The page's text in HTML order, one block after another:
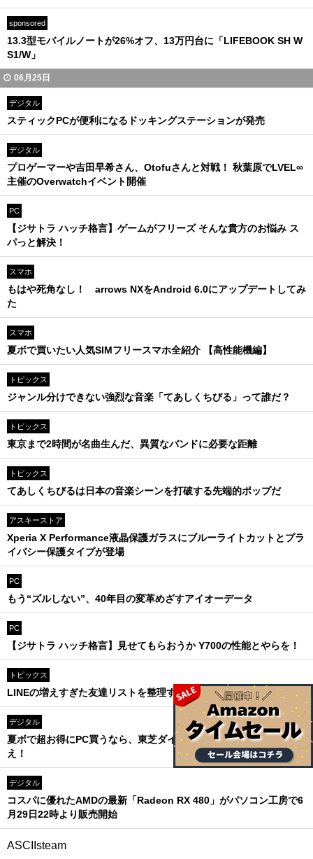
sponsored
13.3型モバイルノートが26%オフ、13万円台に「LIFEBOOK SH W
S1/W」
06月25日
デジタル
スティックPCが便利になるドッキングステーションが発売
デジタル
プロゲーマーや吉田早希さん、Otofuさんと対戦！ 秋葉原でLVEL∞
主催のOverwatchイベント開催
PC
【ジサトラ ハッチ格言】ゲームがフリーズ そんな貴方のお悩み ス
パっと解決！
スマホ
もはや死角なし！ arrows NXをAndroid 6.0にアップデートしてみ
た
スマホ
夏ボで買いたい人気SIMフリースマホ全紹介 【高性能機編】
トピックス
ジャンル分けできない強烈な音楽「てあしくちびる」って誰だ？
トピックス
東京まで2時間が名曲生んだ、異質なバンドに必要な距離
トピックス
てあしくちびるは日本の音楽シーンを打破する先端的ポップだ
アスキーストア
Xperia X Performance液晶保護ガラスにブルーライトカットとプラ
イバシー保護タイプが登場
PC
もう“ズルしない”、40年目の変革めざすアイオーデータ
PC
【ジサトラ ハッチ格言】見せてもらおうか Y700の性能とやらを！
トピックス
LINEの増えすぎた友達リストを整理する方法
デジタル
夏ボで超お得にPC買うなら、東芝ダイレクトのキャンペーンを狙
え！
デジタル
コスパに優れたAMDの最新「Radeon RX 480」がパソコン工房で6
月29日22時より販売開始
ASCIIsteam